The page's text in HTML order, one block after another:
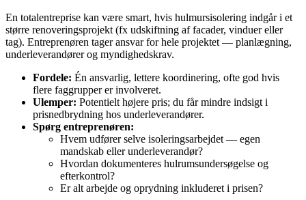
En totalentreprise kan være smart, hvis hulmursisolering indgår i et
større renoveringsprojekt (fx udskiftning af facader, vinduer eller
tag). Entreprenøren tager ansvar for hele projektet — planlægning,
underleverandører og myndighedskrav.
Fordele: Én ansvarlig, lettere koordinering, ofte god hvis
flere faggrupper er involveret.
Ulemper: Potentielt højere pris; du får mindre indsigt i
prisnedbrydning hos underleverandører.
Spørg entreprenøren:
Hvem udfører selve isoleringsarbejdet — egen
mandskab eller underleverandør?
Hvordan dokumenteres hulrumsundersøgelse og
efterkontrol?
Er alt arbejde og oprydning inkluderet i prisen?